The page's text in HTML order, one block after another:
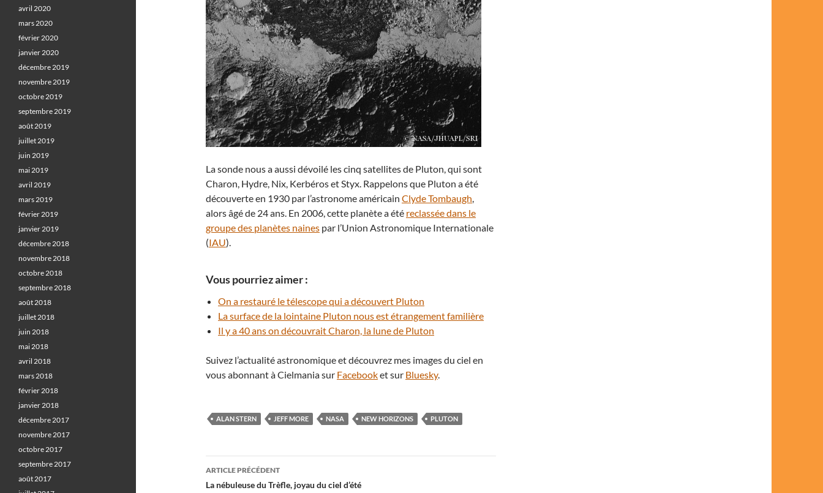
La sonde nous a aussi dévoilé les cinq satellites de Pluton, qui sont
Charon, Hydre, Nix, Kerbéros et Styx. Rappelons que Pluton a été
découverte en 1930 par l’astronome américain Clyde Tombaugh,
alors âgé de 24 ans. En 2006, cette planète a été reclassée dans le
groupe des planètes naines par l’Union Astronomique Internationale
(IAU).
Vous pourriez aimer :
On a restauré le télescope qui a découvert Pluton
La surface de la lointaine Pluton nous est étrangement familière
Il y a 40 ans on découvrait Charon, la lune de Pluton
Suivez l’actualité astronomique et découvrez mes images du ciel en
vous abonnant à Cielmania sur Facebooket sur Bluesky.
ALAN STERN JEFF MORE NASA NEW HORIZONS PLUTON
Navigation
des
ARTICLE PRÉCÉDENT
La nébuleuse du Trèfle, joyau du ciel d’été
avril 2020
mars 2020
février 2020
janvier 2020
décembre 2019
novembre 2019
octobre 2019
septembre 2019
août 2019
juillet 2019
juin 2019
mai 2019
avril 2019
mars 2019
février 2019
janvier 2019
décembre 2018
novembre 2018
octobre 2018
septembre 2018
août 2018
juillet 2018
juin 2018
mai 2018
avril 2018
mars 2018
février 2018
janvier 2018
décembre 2017
novembre 2017
octobre 2017
septembre 2017
août 2017